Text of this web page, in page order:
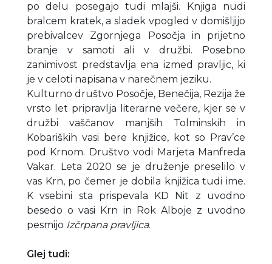
po delu posegajo tudi mlajši. Knjiga nudi
bralcem kratek, a sladek vpogled v domišljijo
prebivalcev Zgornjega Posočja in prijetno
branje v samoti ali v družbi. Posebno
zanimivost predstavlja ena izmed pravljic, ki
je v celoti napisana v narečnem jeziku.
Kulturno društvo Posočje, Benečija, Rezija že
vrsto let pripravlja literarne večere, kjer se v
družbi vaščanov manjših Tolminskih in
Kobariških vasi bere knjižice, kot so Prav’ce
pod Krnom. Društvo vodi Marjeta Manfreda
Vakar. Leta 2020 se je druženje preselilo v
vas Krn, po čemer je dobila knjižica tudi ime.
K vsebini sta prispevala KD Nit z uvodno
besedo o vasi Krn in Rok Alboje z uvodno
pesmijo Izčrpana pravljica.
Glej tudi: